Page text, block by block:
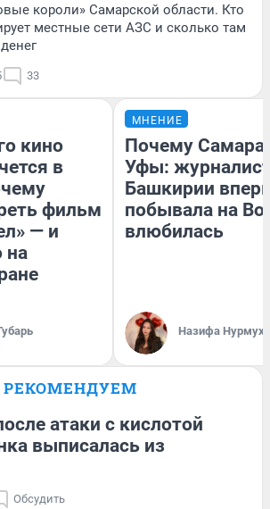
короли» Самарской области. Кто
местные сети АЗС и сколько там
33
кино
в
фильм
— и
на
МНЕНИЕ
Почему Самара
Уфы:
Башкирии
побывала на
влюбилась
Назифа
РЕКОМЕНДУЕМ
атаки с кислотой
выписалась из
Обсудить